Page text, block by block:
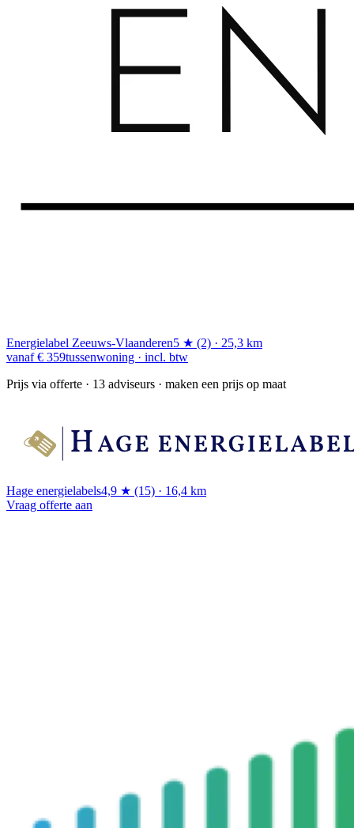
Energielabel Zeeuws-Vlaanderen5 ★ (2) · 25,3 km
vanaf € 359tussenwoning · incl. btw
Prijs via offerte · 13 adviseurs · maken een prijs op maat
Hage energielabels4,9 ★ (15) · 16,4 km
Vraag offerte aan